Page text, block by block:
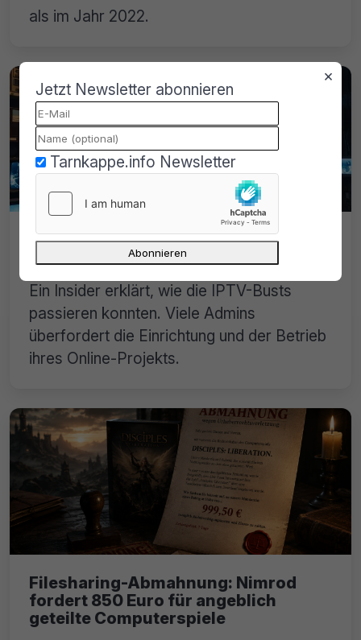
als im Jahr 2022.
Wie kam es zu den IPTV-Busts in
Deutschland?
Ein Insider erklärt, wie die IPTV-Busts
passieren konnten. Viele Admins
überfordert die Einrichtung und der Betrieb
ihres Online-Projekts.
Filesharing-Abmahnung: Nimrod
fordert 850 Euro für angeblich
geteilte Computerspiele
×
Jetzt Newsletter abonnieren
Tarnkappe.info Newsletter